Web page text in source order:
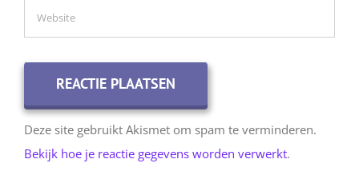
Deze site gebruikt Akismet om spam te verminderen.
Bekijk hoe je reactie gegevens worden verwerkt.